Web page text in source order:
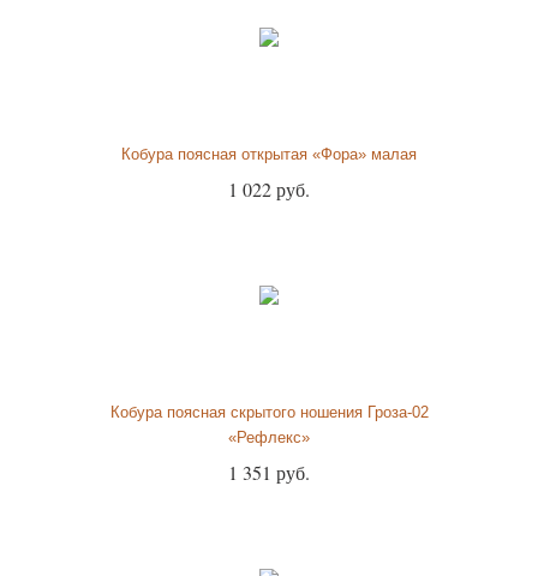
Кобура поясная открытая «Фора» малая
1 022 руб.
Кобура поясная скрытого ношения Гроза-02
«Рефлекс»
1 351 руб.